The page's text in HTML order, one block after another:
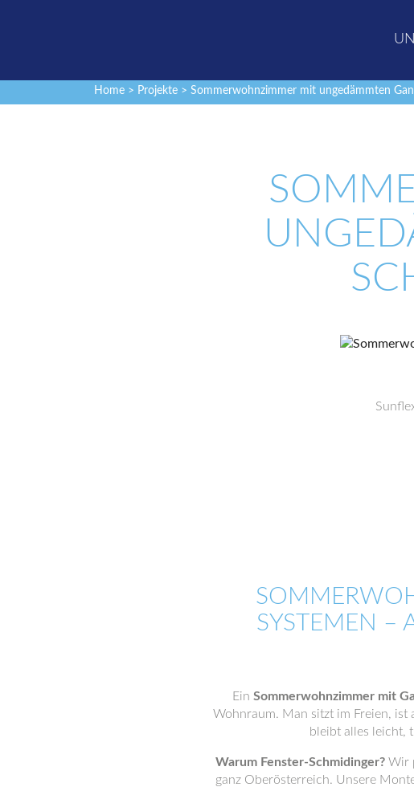
Home > Projekte > Sommerwohnzimmer mit ungedämmten
SYSTEMEN –
Ein Sommerwohnzimmer mit
Wohnraum. Man sitzt im Freien, ist
bleibt alles leicht,
Warum Fenster-Schmidinger? Wir
ganz Oberösterreich. Unsere